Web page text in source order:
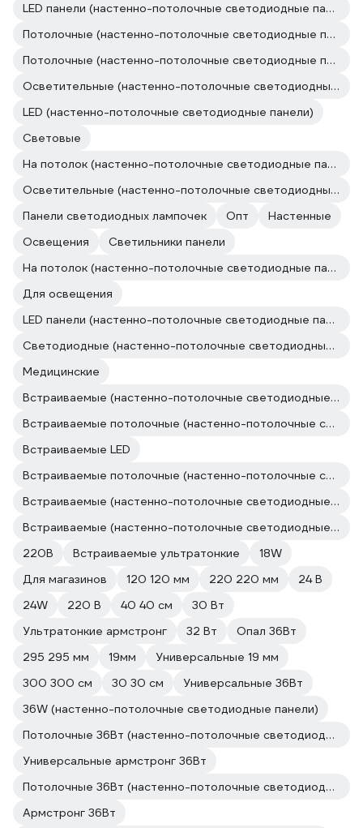
LED панели (настенно-потолочные светодиодные панели)
Потолочные (настенно-потолочные светодиодные панели)
Потолочные (настенно-потолочные светодиодные панели)
Осветительные (настенно-потолочные светодиодные панели)
LED (настенно-потолочные светодиодные панели)
Световые
На потолок (настенно-потолочные светодиодные панели)
Осветительные (настенно-потолочные светодиодные панели)
Панели светодиодных лампочек
Опт
Настенные
Освещения
Светильники панели
На потолок (настенно-потолочные светодиодные панели)
Для освещения
LED панели (настенно-потолочные светодиодные панели)
Светодиодные (настенно-потолочные светодиодные панели)
Медицинские
Встраиваемые (настенно-потолочные светодиодные панели)
Встраиваемые потолочные (настенно-потолочные светодиодные панели)
Встраиваемые LED
Встраиваемые потолочные (настенно-потолочные светодиодные панели)
Встраиваемые (настенно-потолочные светодиодные панели)
Встраиваемые (настенно-потолочные светодиодные панели)
220В
Встраиваемые ультратонкие
18W
Для магазинов
120 120 мм 220 220 мм
24 В
24W
220 В 40 40 см
30 Вт
Ультратонкие армстронг
32 Вт
Опал 36Вт
295 295 мм
19мм
Универсальные 19 мм
300 300 см
30 30 см
Универсальные 36Вт
36W (настенно-потолочные светодиодные панели)
Потолочные 36Вт (настенно-потолочные светодиодные панели)
Универсальные армстронг 36Вт
Потолочные 36Вт (настенно-потолочные светодиодные панели)
Армстронг 36Вт